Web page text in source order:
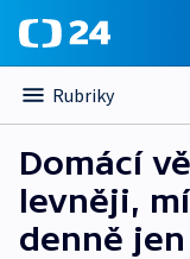
Rubriky
Domácí
levněji,
denně